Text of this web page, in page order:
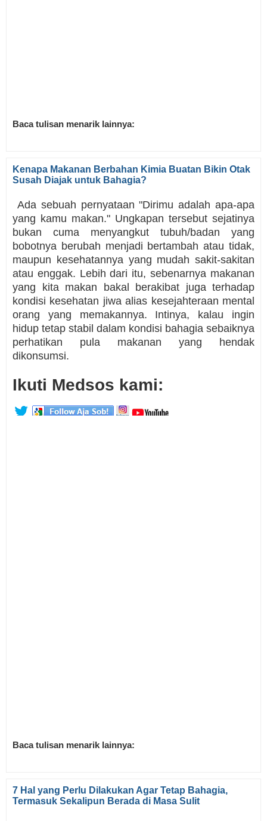
Baca tulisan menarik lainnya:
Kenapa Makanan Berbahan Kimia Buatan Bikin Otak
Susah Diajak untuk Bahagia?
Ada sebuah pernyataan "Dirimu adalah apa-apa
yang kamu makan." Ungkapan tersebut sejatinya
bukan cuma menyangkut tubuh/badan yang
bobotnya berubah menjadi bertambah atau tidak,
maupun kesehatannya yang mudah sakit-sakitan
atau enggak. Lebih dari itu, sebenarnya makanan
yang kita makan bakal berakibat juga terhadap
kondisi kesehatan jiwa alias kesejahteraan mental
orang yang memakannya. Intinya, kalau ingin
hidup tetap stabil dalam kondisi bahagia sebaiknya
perhatikan pula makanan yang hendak
dikonsumsi.
Ikuti Medsos kami:
Baca tulisan menarik lainnya:
7 Hal yang Perlu Dilakukan Agar Tetap Bahagia,
Termasuk Sekalipun Berada di Masa Sulit